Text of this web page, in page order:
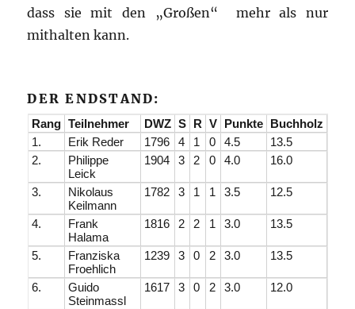
dass sie mit den „Großen“ mehr als nur
mithalten kann.
DER ENDSTAND:
Rang Teilnehmer DWZ S R V Punkte
Buchholz
1.
Erik Reder 1796 4 1 0 4.5
13.5
2.
Philippe
Leick
1904 3 2 0 4.0 16.0
3.
Nikolaus
Keilmann
1782 3 1 1 3.5 12.5
4.
Frank
Halama
1816 2 2 1 3.0 13.5
5.
Franziska
Froehlich
1239 3 0 2 3.0 13.5
6.
Guido
Steinmassl
1617 3 0 2 3.0 12.0